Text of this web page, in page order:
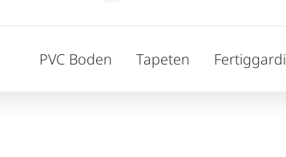
durchsuchen
PVC Boden Tapeten